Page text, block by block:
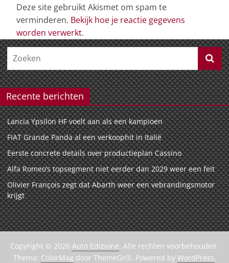
Deze site gebruikt Akismet om spam te
verminderen. Bekijk hoe je reactie gegevens
worden verwerkt.
Recente berichten
Lancia Ypsilon HF voelt aan als een kampioen
FIAT Grande Panda al een verkoophit in Italië
Eerste concrete details over productieplan Cassino
Alfa Romeo’s topsegment niet eerder dan 2029 weer een feit
Olivier François zegt dat Abarth weer een vebrandingsmotor
krijgt
Copyright © 2026 Auto Edizione. Alle rechten voorbehouden.
Thema: ColorMag door ThemeGrill. Powered by WordPress.